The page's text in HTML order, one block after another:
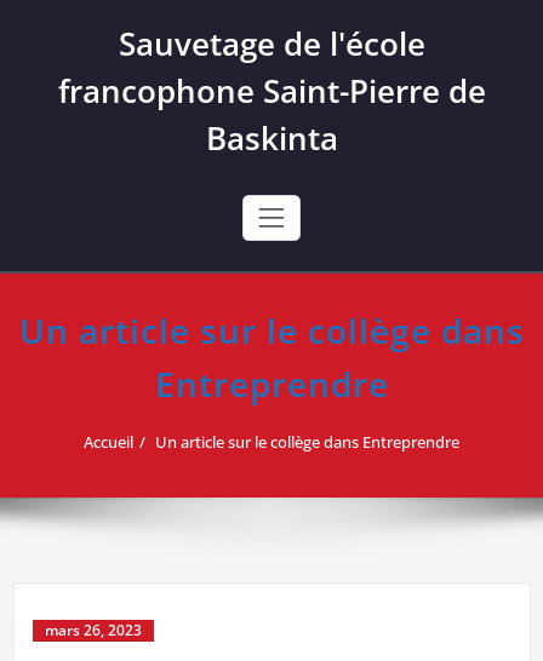
Sauvetage de l'école
francophone Saint-Pierre de
Baskinta
Un article sur le collège dans
Entreprendre
Accueil Un article sur le collège dans Entreprendre
mars 26, 2023